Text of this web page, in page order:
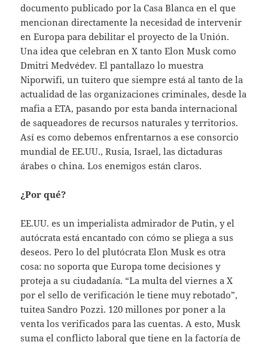
documento publicado por la Casa Blanca en el que
mencionan directamente la necesidad de intervenir
en Europa para debilitar el proyecto de la Unión.
Una idea que celebran en X tanto Elon Musk como
Dmitri Medvédev. El pantallazo lo muestra
Niporwifi, un tuitero que siempre está al tanto de la
actualidad de las organizaciones criminales, desde la
mafia a ETA, pasando por esta banda internacional
de saqueadores de recursos naturales y territorios.
Así es como debemos enfrentarnos a ese consorcio
mundial de EE.UU., Rusia, Israel, las dictaduras
árabes o china. Los enemigos están claros.
¿Por qué?
EE.UU. es un imperialista admirador de Putin, y el
autócrata está encantado con cómo se pliega a sus
deseos. Pero lo del plutócrata Elon Musk es otra
cosa: no soporta que Europa tome decisiones y
proteja a su ciudadanía. “La multa del viernes a X
por el sello de verificación le tiene muy rebotado”,
tuitea Sandro Pozzi. 120 millones por poner a la
venta los verificados para las cuentas. A esto, Musk
suma el conflicto laboral que tiene en la factoría de